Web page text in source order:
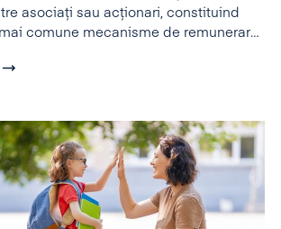
asociați sau acționari, constituind
comune mecanisme de remunerare